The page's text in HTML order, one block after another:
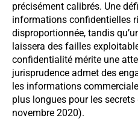
précisément calibrés. Une
informations confidentielles
disproportionnée, tandis
laissera des failles
confidentialité mérite une
jurisprudence admet des
les informations
plus longues pour les
novembre 2020).